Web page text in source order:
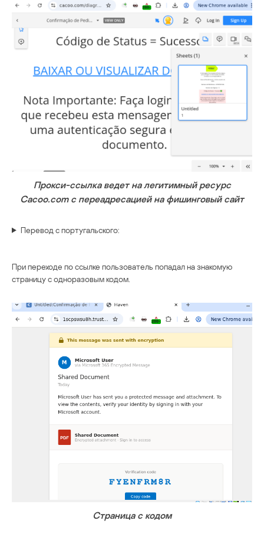
Прокси-ссылка ведет на легитимный ресурс
Cacoo.com с переадресацией на фишинговый сайт
Перевод с португальского:
При переходе по ссылке пользователь попадал на знакомую
страницу с одноразовым кодом.
Страница с кодом